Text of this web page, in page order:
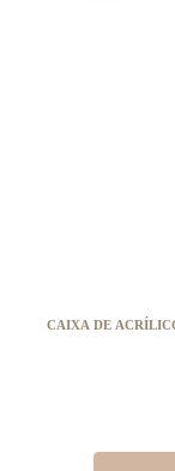
CAIXA DE